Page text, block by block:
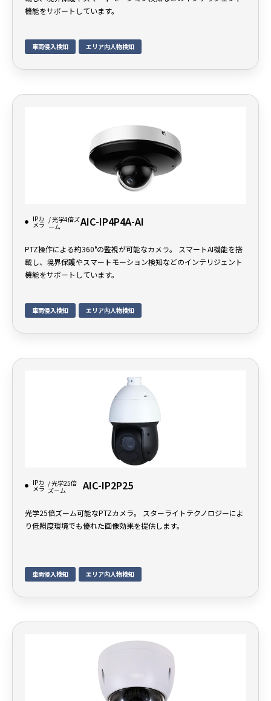
機能をサポートしています。
車両侵入検知 エリア内人物検知
IPカ
メラ
/ 光学4倍ズ
ーム
AIC-IP4P4A-AI
PTZ操作による約360°の監視が可能なカメラ。 スマートAI機能を搭
載し、境界保護やスマートモーション検知などのインテリジェント
機能をサポートしています。
車両侵入検知 エリア内人物検知
IPカ
メラ
/ 光学25倍
ズーム
AIC-IP2P25
光学25倍ズーム可能なPTZカメラ。 スターライトテクノロジーによ
り低照度環境でも優れた画像効果を提供します。
車両侵入検知 エリア内人物検知